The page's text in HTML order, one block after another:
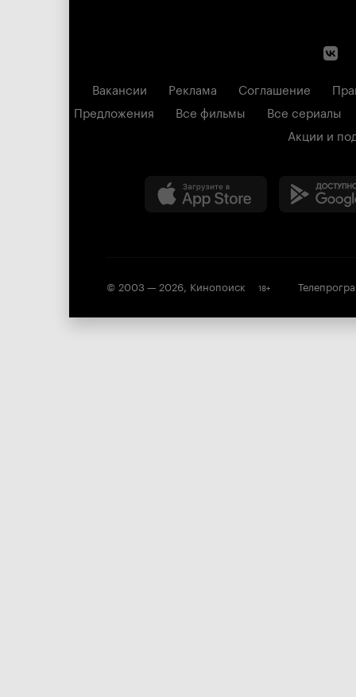
Вакансии Реклама Соглашение
Предложения
Все фильмы
Все сериалы
Акции и
© 2003 — 2026, Кинопоиск 18+